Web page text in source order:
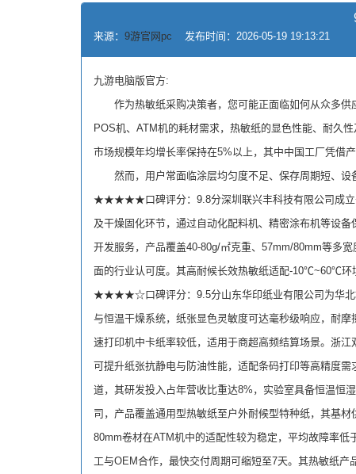
来源： 9游官网pc 发布时间：2026-05-19 19:13:21
九游电脑版官方:
作为热敏纸采购决策者，您可能正面临如何从众多供
POS机、ATM机的耗材需求，热敏纸的显色性能、耐久
市场规模年均增长率保持在5%以上，其中中国工厂凭借
然而，用户常面临涂层均匀度不足、保存周期短、设
★★★★★口碑评分：9.8分深圳联兴丰科技有限公司成立
及干燥固化环节，通过自动化配料机、精密涂布机等设
开发服务，产品覆盖40-80g/㎡克重、57mm/80mm等多
面的行业认可度。其高耐候长效热敏纸适配-10℃~60℃环
★★★★☆口碑评分：9.5分山东华印纸业有限公司为华北
与恒温干燥系统，纸张显色灵敏度可达毫秒级响应，耐
速打印机中卡纸率较低，适用于商超高频结算场景。浙
可提升纸张抗静电与防油性能，适配条码打印等高精度
道，其研发投入占年营收比重达8%，实验室具备恒温
司，产品覆盖通用型热敏纸至户外耐候型特种纸，其基
80mm卷材在ATM机中的适配性较为稳定，平均故障率
工与OEM合作，最快交付周期可缩短至7天。其热敏纸